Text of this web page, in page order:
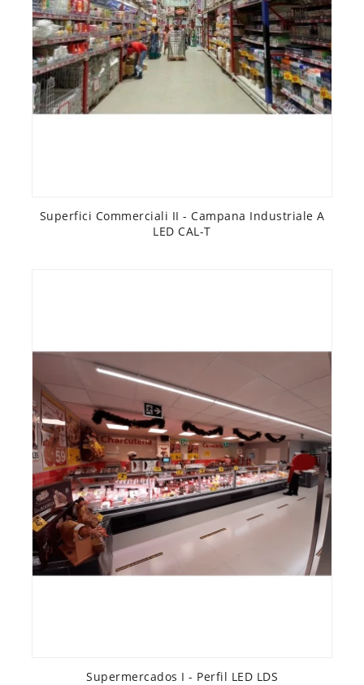
Superfici Commerciali II - Campana Industriale A
LED CAL-T
Supermercados I - Perfil LED LDS